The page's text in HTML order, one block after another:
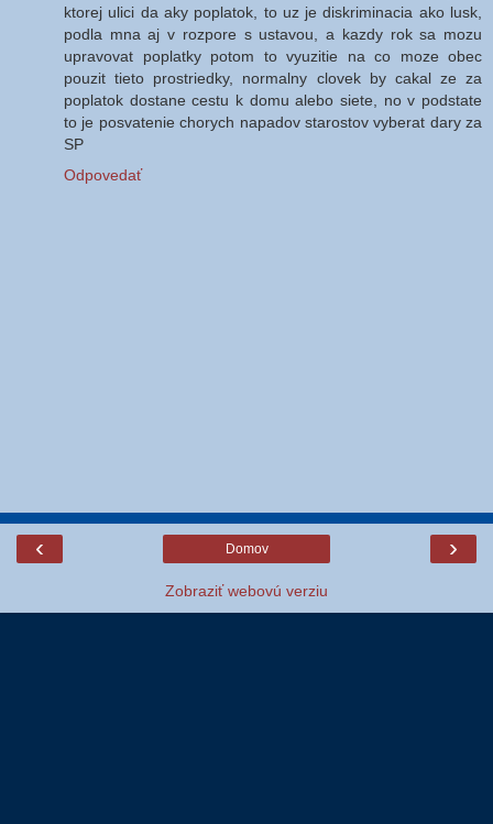
ktorej ulici da aky poplatok, to uz je diskriminacia ako lusk,
podla mna aj v rozpore s ustavou, a kazdy rok sa mozu
upravovat poplatky potom to vyuzitie na co moze obec
pouzit tieto prostriedky, normalny clovek by cakal ze za
poplatok dostane cestu k domu alebo siete, no v podstate
to je posvatenie chorych napadov starostov vyberat dary za
SP
Odpovedať
‹ ›
Domov
Zobraziť webovú verziu